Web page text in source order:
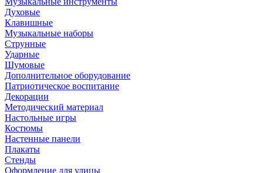
Духовые
Клавишные
Музыкальные наборы
Струнные
Ударные
Шумовые
Дополнительное оборудование
Патриотическое воспитание
Декорации
Методический материал
Настольные игры
Костюмы
Настенные панели
Плакаты
Стенды
Оформление для улицы